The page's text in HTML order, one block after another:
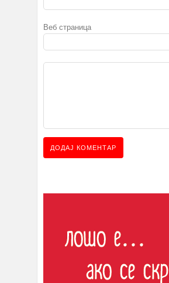
Веб страница